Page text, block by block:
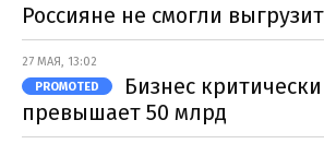
Россияне не смогли
27 МАЯ, 13:02
PROMOTED
Бизнес
превышает 50 млрд